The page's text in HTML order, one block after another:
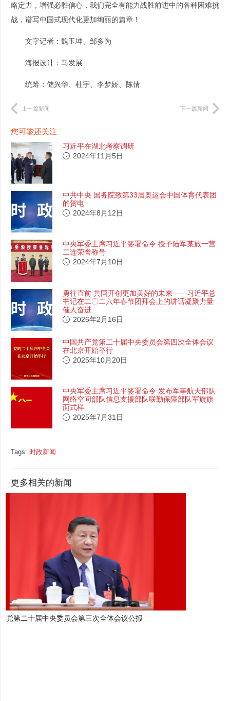
略定力，增强必胜信心，我们完全有能力战胜前进中的各种困难挑
战，谱写中国式现代化更加绚丽的篇章！
文字记者：魏玉坤、邹多为
海报设计：马发展
统筹：储兴华、杜宇、李梦娇、陈倩
上一篇新闻 下一篇新闻
您可能还关注
习近平在湖北考察调研
2024年11月5日
中共中央 国务院致第33届奥运会中国体育代表团
的贺电
2024年8月12日
中央军委主席习近平签署命令 授予陆军某旅一营
二连荣誉称号
2024年7月10日
勇往直前 共同开创更加美好的未来——习近平总
书记在二〇二六年春节团拜会上的讲话凝聚力量
催人奋进
2026年2月16日
中国共产党第二十届中央委员会第四次全体会议
在北京开始举行
2025年10月20日
中央军委主席习近平签署命令 发布军事航天部队
网络空间部队信息支援部队联勤保障部队军旗旗
面式样
2025年7月31日
Tags: 时政新闻
更多相关的新闻